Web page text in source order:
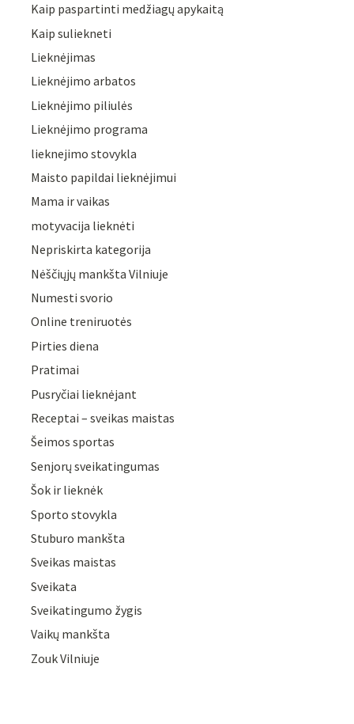
Kaip paspartinti medžiagų apykaitą
Kaip suliekneti
Lieknėjimas
Lieknėjimo arbatos
Lieknėjimo piliulės
Lieknėjimo programa
lieknejimo stovykla
Maisto papildai lieknėjimui
Mama ir vaikas
motyvacija lieknėti
Nepriskirta kategorija
Nėščiųjų mankšta Vilniuje
Numesti svorio
Online treniruotės
Pirties diena
Pratimai
Pusryčiai lieknėjant
Receptai – sveikas maistas
Šeimos sportas
Senjorų sveikatingumas
Šok ir lieknėk
Sporto stovykla
Stuburo mankšta
Sveikas maistas
Sveikata
Sveikatingumo žygis
Vaikų mankšta
Zouk Vilniuje